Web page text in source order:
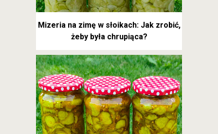
Mizeria na zimę w słoikach: Jak zrobić,
żeby była chrupiąca?